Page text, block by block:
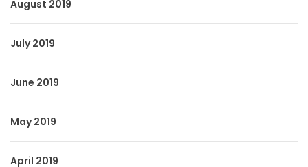
August 2019
July 2019
June 2019
May 2019
April 2019